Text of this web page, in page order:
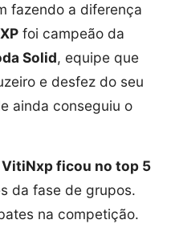
fazendo a diferença
foi campeão da
Solid, equipe que
e desfez do seu
ainda conseguiu o
VitiNxp ficou no top 5
da fase de grupos.
na competição.